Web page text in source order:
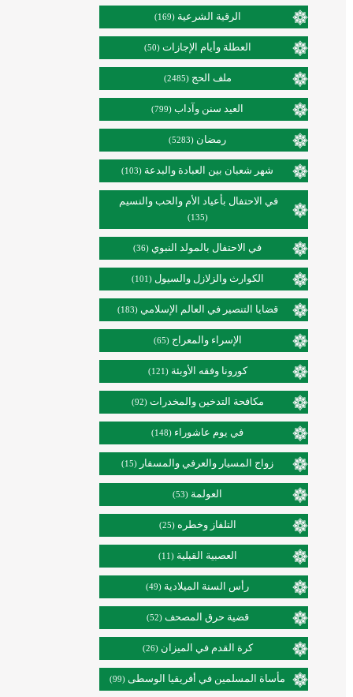
الرقية الشرعية (169)
العطلة وأيام الإجازات (50)
ملف الحج (2485)
العيد سنن وآداب (799)
رمضان (5283)
شهر شعبان بين العبادة والبدعة (103)
في الاحتفال بأعياد الأم والحب والنسيم
(135)
في الاحتفال بالمولد النبوي (36)
الكوارث والزلازل والسيول (101)
قضايا التنصير في العالم الإسلامي (183)
الإسراء والمعراج (65)
كورونا وفقه الأوبئة (121)
مكافحة التدخين والمخدرات (92)
في يوم عاشوراء (148)
زواج المسيار والعرفي والمسفار (15)
العولمة (53)
التلفاز وخطره (25)
العصبية القبلية (11)
رأس السنة الميلادية (49)
قضية حرق المصحف (52)
كرة القدم في الميزان (26)
مأساة المسلمين في أفريقيا الوسطى (99)